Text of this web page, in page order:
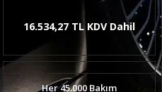
16.534,27 TL KDV Dahil
Her 45.000 Bakım